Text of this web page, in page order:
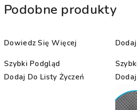
Podobne produkty
Dowiedz Się Więcej
Szybki Podgląd
Dodaj Do Listy Życzeń